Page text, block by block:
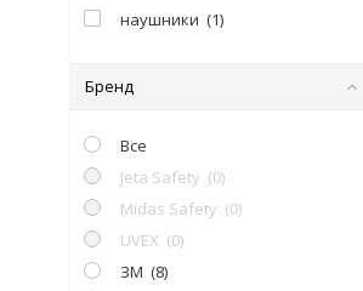
наушники (1)
Бренд
Все
Jeta Safety (0)
Midas Safety (0)
UVEX (0)
ЗМ (8)